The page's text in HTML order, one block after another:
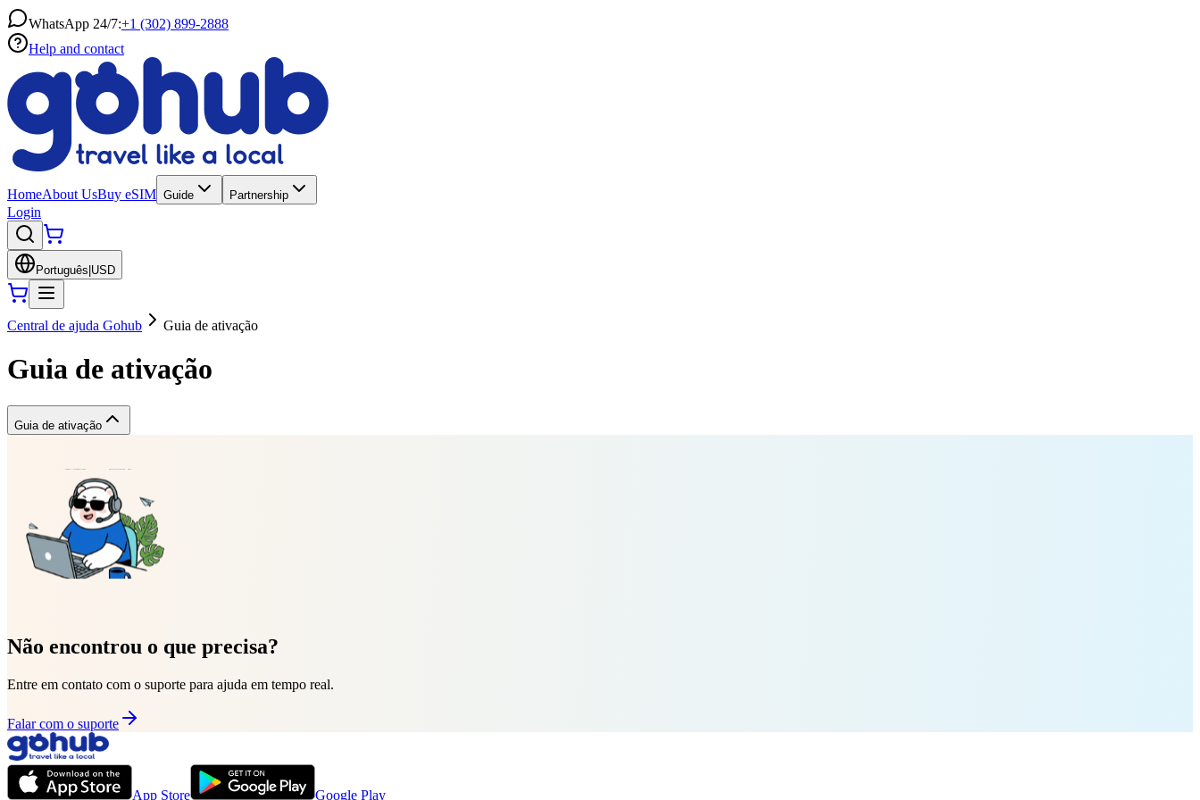
WhatsApp 24/7:+1 (302) 899-2888
Help and contact
HomeAbout UsBuy eSIM Guide Partnership
Login
Português USD
Central de ajuda Gohub Guia de ativação
Guia de ativação
Guia de ativação
Não encontrou o que precisa?
Entre em contato com o suporte para ajuda em tempo real.
Falar com o suporte
App Store Google Play